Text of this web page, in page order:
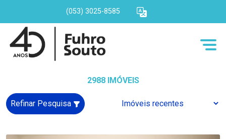
(053) 3025-8585
2988 IMÓVEIS
Refinar Pesquisa